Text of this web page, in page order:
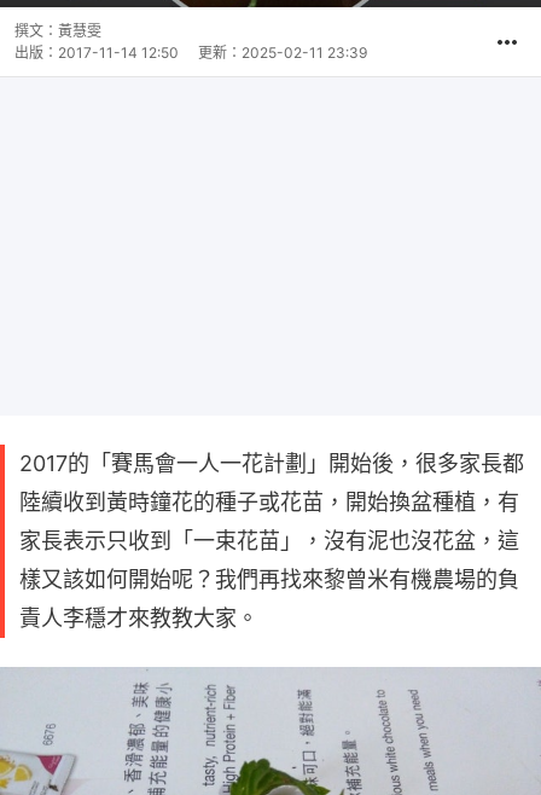
撰文： 黃慧雯
出版： 2017-11-14 12:50 更新： 2025-02-11 23:39
2017的「賽馬會一人一花計劃」開始後，很多家長都
陸續收到黃時鐘花的種子或花苗，開始換盆種植，有
家長表示只收到「一束花苗」，沒有泥也沒花盆，這
樣又該如何開始呢？我們再找來黎曾米有機農場的負
責人李穩才來教教大家。